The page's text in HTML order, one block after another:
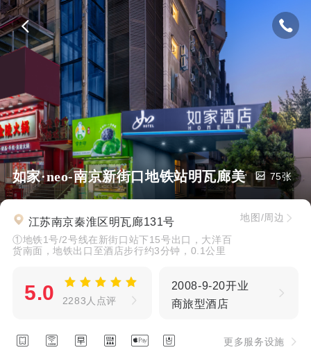
如家·neo-南京新街口地铁站明瓦廊美食街店
75张
江苏南京秦淮区明瓦廊131号
①地铁1号/2号线在新街口站下15号出口，大洋百
货南面，地铁出口至酒店步行约3分钟，0.1公里
地图/周边
5.0 2283人点评
2008-9-20开业
商旅型酒店
      更多服务设施